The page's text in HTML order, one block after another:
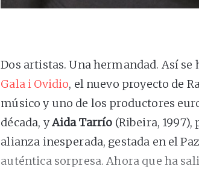
Dos artistas. Una hermandad. Así
Gala i Ovidio, el nuevo proyecto de
músico y uno de los productores
década, yAida Tarrío (Ribeira,
alianza inesperada, gestada en el
auténtica sorpresa. Ahora que ha